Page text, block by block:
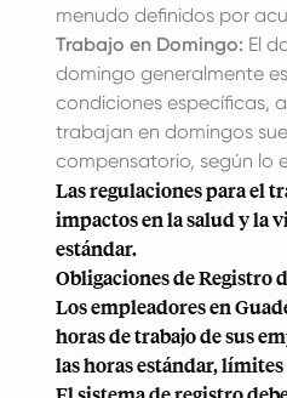
menudo definidos por
Trabajo en Domingo: El
domingo generalmente
condiciones específicas,
trabajan en domingos
compensatorio, según lo
Las regulaciones para el
impactos en la salud y la
estándar.
Obligaciones de Registro
Los empleadores en
horas de trabajo de sus
las horas estándar,